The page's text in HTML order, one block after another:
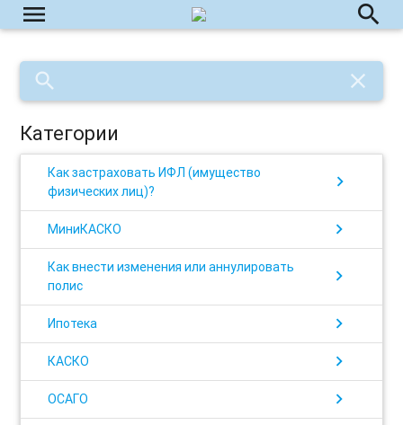
menu search
search close
Категории
Как застраховать ИФЛ (имущество
физических лиц)?
chevron_right
МиниКАСКО chevron_right
Как внести изменения или аннулировать
полис
chevron_right
Ипотека chevron_right
КАСКО chevron_right
ОСАГО chevron_right